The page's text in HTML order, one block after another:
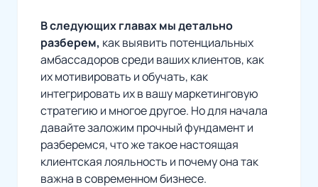
В следующих главах мы детально
разберем, как выявить потенциальных
амбассадоров среди ваших клиентов, как
их мотивировать и обучать, как
интегрировать их в вашу маркетинговую
стратегию и многое другое. Но для начала
давайте заложим прочный фундамент и
разберемся, что же такое настоящая
клиентская лояльность и почему она так
важна в современном бизнесе.